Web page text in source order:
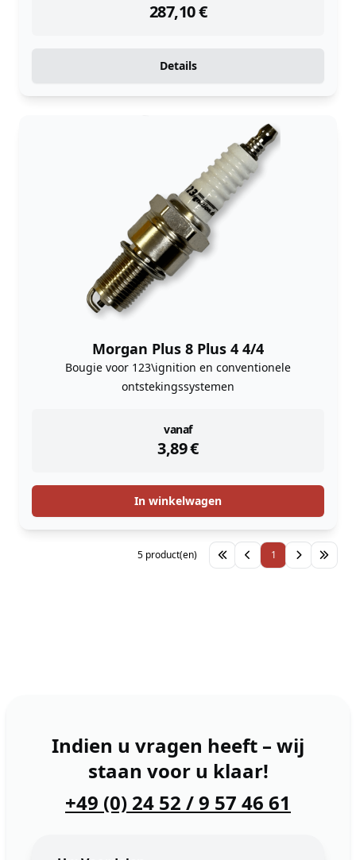
287,10€
Details
Morgan Plus 8 Plus 4 4/4
Bougie voor 123\ignition en conventionele
ontstekingssystemen
vanaf
3,89€
instock
In winkelwagen
1
5 product(en)
Indien u vragen heeft – wij
staan voor u klaar!
+49 (0) 24 52 / 9 57 46 61